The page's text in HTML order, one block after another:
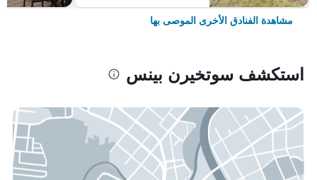
مشاهدة الفنادق الأخرى الموصى بها
استكشف سوتخيرن بينس